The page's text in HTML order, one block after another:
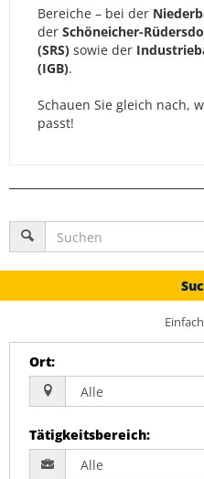
Bereiche – bei der
der Schöneicher-
(SRS) sowie der
(IGB).
Schauen Sie gleich nach,
passt!
Ort:
Tätigkeitsbereich: